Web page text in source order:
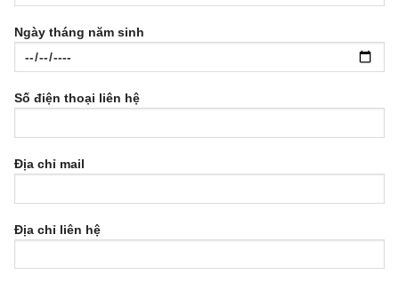
Ngày tháng năm sinh
Số điện thoại liên hệ
Địa chỉ mail
Địa chỉ liên hệ